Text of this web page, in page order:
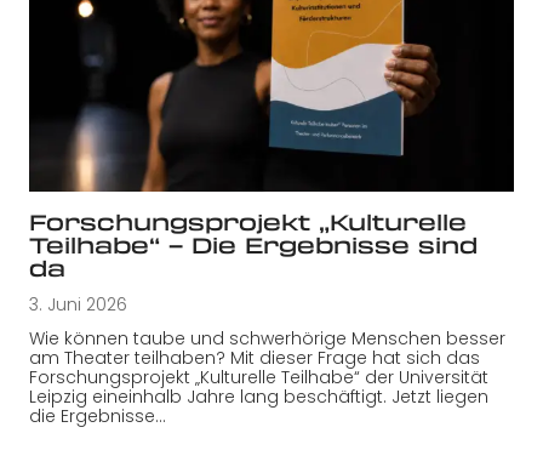
Forschungsprojekt „Kulturelle
Teilhabe“ – Die Ergebnisse sind
da
3. Juni 2026
Wie können taube und schwerhörige Menschen besser
am Theater teilhaben? Mit dieser Frage hat sich das
Forschungsprojekt „Kulturelle Teilhabe“ der Universität
Leipzig eineinhalb Jahre lang beschäftigt. Jetzt liegen
die Ergebnisse…